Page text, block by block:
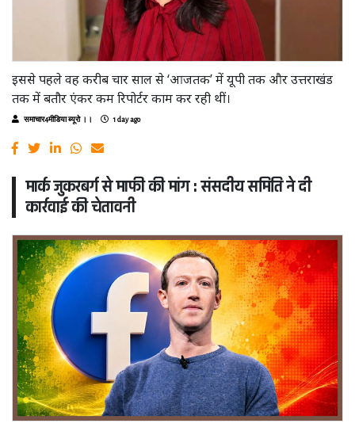
इससे पहले वह करीब चार साल से ‘आजतक’ में यूपी तक और उत्तराखंड
तक में बतौर एंकर कम रिपोर्टर काम कर रही थीं।
समाचार4मीडिया ब्यूरो ।। 1 day ago
मार्क जुकरबर्ग से माफी की मांग : संसदीय समिति ने दी
कार्रवाई की चेतावनी